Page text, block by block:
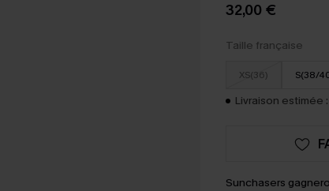
32,00 €
Taille française
XS(36) S(38/
Livraison estimée
Sunchasers